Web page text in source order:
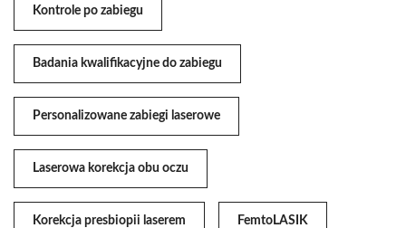
Kontrole po zabiegu
Badania kwalifikacyjne do zabiegu
Personalizowane zabiegi laserowe
Laserowa korekcja obu oczu
Korekcja presbiopii laserem FemtoLASIK